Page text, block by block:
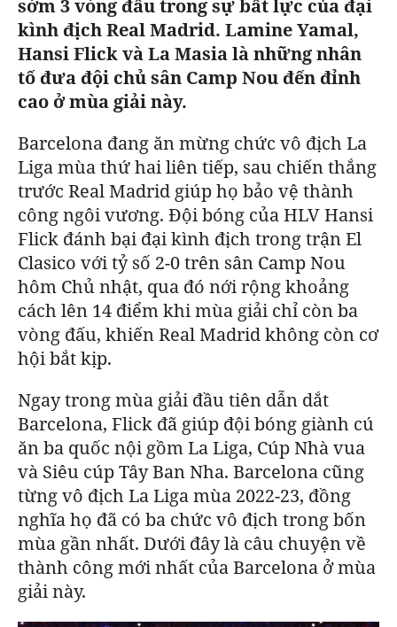
TRA CỨU PHƯỜNG XÃ
CỐNG HIẾN
TIỆN ÍCH
LIÊN HỆ QUẢNG CÁO
Hotline: 0981.119.189
Điện thoại: 024.38254756
MẠNG XÃ HỘI
sớm 3 vòng đấu trong sự bất lực của đại
kình địch Real Madrid. Lamine Yamal,
Hansi Flick và La Masia là những nhân
tố đưa đội chủ sân Camp Nou đến đỉnh
cao ở mùa giải này.
Barcelona đang ăn mừng chức vô địch La
Liga mùa thứ hai liên tiếp, sau chiến thắng
trước Real Madrid giúp họ bảo vệ thành
công ngôi vương. Đội bóng của HLV Hansi
Flick đánh bại đại kình địch trong trận El
Clasico với tỷ số 2-0 trên sân Camp Nou
hôm Chủ nhật, qua đó nới rộng khoảng
cách lên 14 điểm khi mùa giải chỉ còn ba
vòng đấu, khiến Real Madrid không còn cơ
hội bắt kịp.
Ngay trong mùa giải đầu tiên dẫn dắt
Barcelona, Flick đã giúp đội bóng giành cú
ăn ba quốc nội gồm La Liga, Cúp Nhà vua
và Siêu cúp Tây Ban Nha. Barcelona cũng
từng vô địch La Liga mùa 2022-23, đồng
nghĩa họ đã có ba chức vô địch trong bốn
mùa gần nhất. Dưới đây là câu chuyện về
thành công mới nhất củaBarcelona ở mùa
giải này.